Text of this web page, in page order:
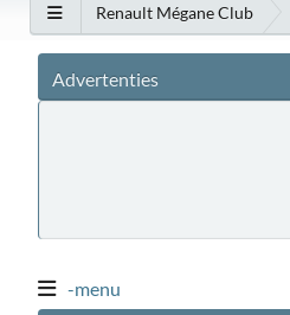
Renault Mégane Club
Advertenties
-menu